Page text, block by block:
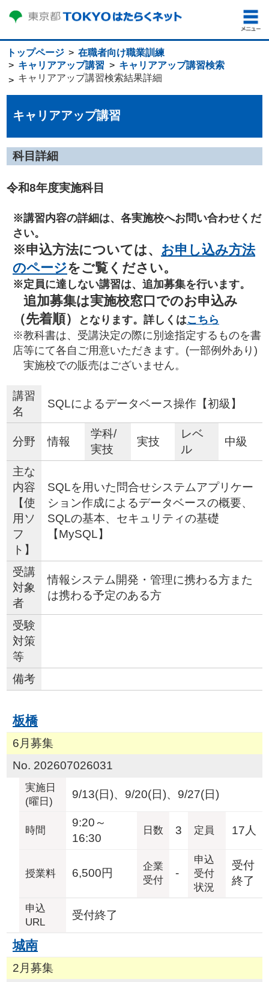
トップページ
在職者向け職業訓練
キャリアアップ講習
キャリアアップ講習検索
キャリアアップ講習検索結果詳細
キャリアアップ講習
科目詳細
令和8年度実施科目
※講習内容の詳細は、各実施校へお問い合わせくだ
さい。
※申込方法については、 お申し込み方法
のページをご覧ください。
※定員に達しない講習は、追加募集を行います。
追加募集は実施校窓口でのお申込み
（先着順）
となります。詳しくはこちら
※教科書は、受講決定の際に別途指定するものを書
店等にて各自ご用意いただきます。(一部例外あり)
実施校での販売はございません。
講習
名
SQLによるデータベース操作【初級】
分野 情報
学科/
実技
実技
レベ
ル
中級
主な
内容
【使
用ソ
フ
ト】
SQLを用いた問合せシステムアプリケー
ション作成によるデータベースの概要、
SQLの基本、セキュリティの基礎
【MySQL】
受講
対象
者
情報システム開発・管理に携わる方また
は携わる予定のある方
受験
対策
等
備考
板橋
6月募集
No. 202607026031
実施日
(曜日)
9/13(日)、9/20(日)、9/27(日)
時間
9:20～
16:30
日数 3 定員 17人
授業料 6,500円
企業
受付
-
申込
受付
状況
受付
終了
申込
URL
受付終了
城南
2月募集